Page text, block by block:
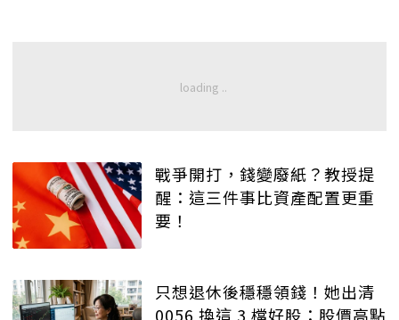
戰爭開打，錢變廢紙？教授提
醒：這三件事比資產配置更重
要！
只想退休後穩穩領錢！她出清
0056 換這 3 檔好股：股價高點